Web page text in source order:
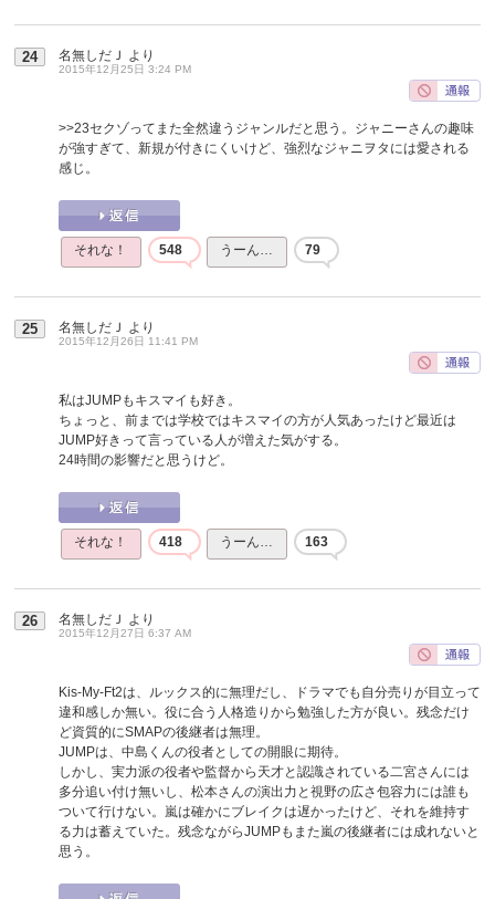
24 名無しだＪ より
2015年12月25日 3:24 PM
>>23セクゾってまた全然違うジャンルだと思う。ジャニーさんの趣味
が強すぎて、新規が付きにくいけど、強烈なジャニヲタには愛される
感じ。
それな！ 548 うーん… 79
25 名無しだＪ より
2015年12月26日 11:41 PM
私はJUMPもキスマイも好き。
ちょっと、前までは学校ではキスマイの方が人気あったけど最近は
JUMP好きって言っている人が増えた気がする。
24時間の影響だと思うけど。
それな！ 418 うーん… 163
26 名無しだＪ より
2015年12月27日 6:37 AM
Kis-My-Ft2は、ルックス的に無理だし、ドラマでも自分売りが目立って
違和感しか無い。役に合う人格造りから勉強した方が良い。残念だけ
ど資質的にSMAPの後継者は無理。
JUMPは、中島くんの役者としての開眼に期待。
しかし、実力派の役者や監督から天才と認識されている二宮さんには
多分追い付け無いし、松本さんの演出力と視野の広さ包容力には誰も
ついて行けない。嵐は確かにブレイクは遅かったけど、それを維持す
る力は蓄えていた。残念ながらJUMPもまた嵐の後継者には成れないと
思う。